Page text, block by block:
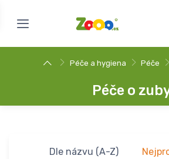
Péče a hygiena Péče
Péče o
Dle názvu (A-Z)